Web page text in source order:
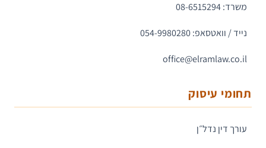
משרד: 08-6515294
נייד / וואטסאפ: 054-9980280
office@elramlaw.co.il
תחומי עיסוק
עורך דין נדל״ן